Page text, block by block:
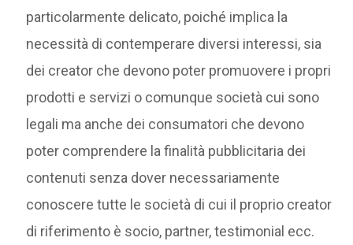
particolarmente delicato, poiché implica la
necessità di contemperare diversi interessi, sia
dei creator che devono poter promuovere i propri
prodotti e servizi o comunque società cui sono
legali ma anche dei consumatori che devono
poter comprendere la finalità pubblicitaria dei
contenuti senza dover necessariamente
conoscere tutte le società di cui il proprio creator
di riferimento è socio, partner, testimonial ecc.